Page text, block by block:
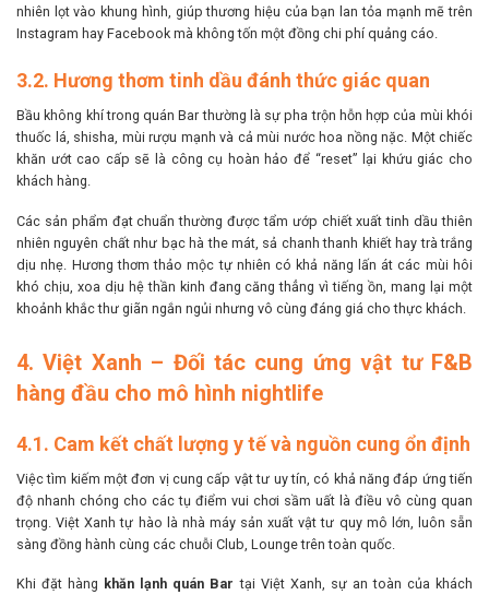
nhiên lọt vào khung hình, giúp thương hiệu của bạn lan tỏa mạnh mẽ trên
Instagram hay Facebook mà không tốn một đồng chi phí quảng cáo.
3.2. Hương thơm tinh dầu đánh thức giác quan
Bầu không khí trong quán Bar thường là sự pha trộn hỗn hợp của mùi khói
thuốc lá, shisha, mùi rượu mạnh và cả mùi nước hoa nồng nặc. Một chiếc
khăn ướt cao cấp sẽ là công cụ hoàn hảo để “reset” lại khứu giác cho
khách hàng.
Các sản phẩm đạt chuẩn thường được tẩm ướp chiết xuất tinh dầu thiên
nhiên nguyên chất như bạc hà the mát, sả chanh thanh khiết hay trà trắng
dịu nhẹ. Hương thơm thảo mộc tự nhiên có khả năng lấn át các mùi hôi
khó chịu, xoa dịu hệ thần kinh đang căng thẳng vì tiếng ồn, mang lại một
khoảnh khắc thư giãn ngắn ngủi nhưng vô cùng đáng giá cho thực khách.
4. Việt Xanh – Đối tác cung ứng vật tư F&B
hàng đầu cho mô hình nightlife
4.1. Cam kết chất lượng y tế và nguồn cung ổn định
Việc tìm kiếm một đơn vị cung cấp vật tư uy tín, có khả năng đáp ứng tiến
độ nhanh chóng cho các tụ điểm vui chơi sầm uất là điều vô cùng quan
trọng. Việt Xanh tự hào là nhà máy sản xuất vật tư quy mô lớn, luôn sẵn
sàng đồng hành cùng các chuỗi Club, Lounge trên toàn quốc.
Khi đặt hàng khăn lạnh quán Bar tại Việt Xanh, sự an toàn của khách